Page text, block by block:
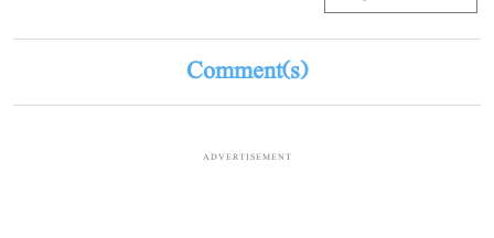
Comment(s)
ADVERTISEMENT